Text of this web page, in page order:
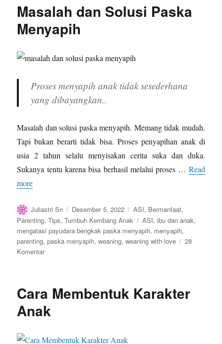
Rumah
Masalah dan Solusi Paska
Menyapih
Proses menyapih anak tidak sesederhana
yang dibayangkan..
Masalah dan solusi paska menyapih. Memang tidak mudah.
Tapi bukan berarti tidak bisa. Proses penyapihan anak di
usia 2 tahun selalu menyisakan cerita suka dan duka.
Sukanya tentu karena bisa berhasil melalui proses … Read
more
Author
Juliastri Sn
Posted
on
Desember 5, 2022 Categories
ASI, Bermanfaat,
Parenting,Tips,Tumbuh Kembang Anak Tags
ASI,ibu dan anak,
mengatasi payudara bengkak paska menyapih, menyapih,
parenting,paska menyapih,weaning,weaning with love
28
Komentarpada
Paska
Cara Membentuk Karakter
Anak